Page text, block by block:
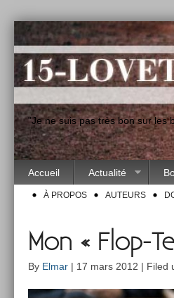
"Je ne suis pas très bon sur les
Accueil Actualité
À PROPOS AUTEURS
Mon « Flop-
By Elmar | 17 mars 2012 | Filed